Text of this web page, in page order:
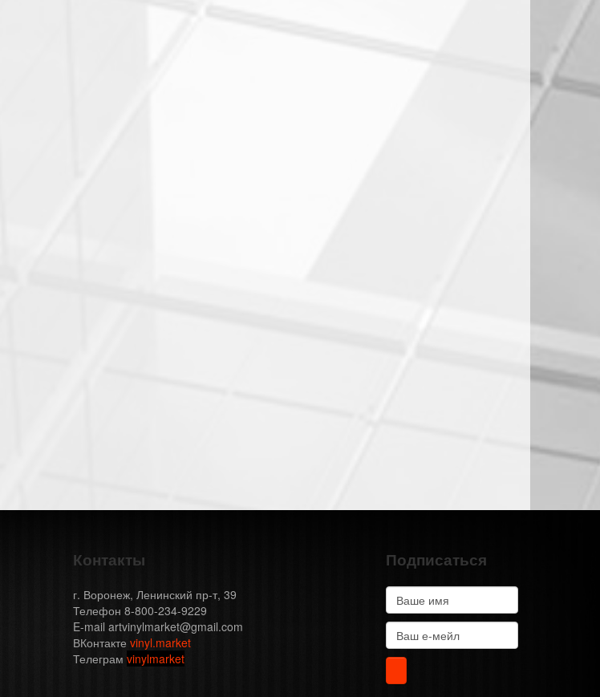
Контакты
г. Воронеж, Ленинский пр-т, 39
Телефон 8-800-234-9229
E-mail artvinylmarket@gmail.com
ВКонтакте vinyl.market
Телеграм vinylmarket
Подписаться